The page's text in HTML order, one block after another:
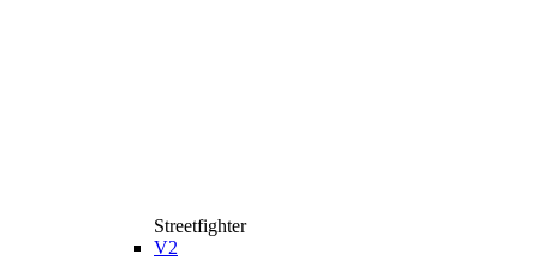
Streetfighter
V2